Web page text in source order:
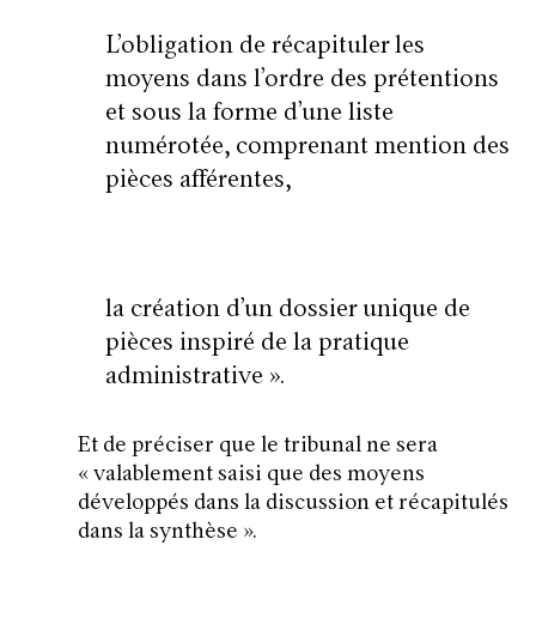
L’obligation de récapituler les
moyens dans l’ordre des prétentions
et sous la forme d’une liste
numérotée, comprenant mention des
pièces afférentes,
la création d’un dossier unique de
pièces inspiré de la pratique
administrative ».
Et de préciser que le tribunal ne sera
«valablement saisi que des moyens
développés dans la discussion et récapitulés
dans la synthèse ».